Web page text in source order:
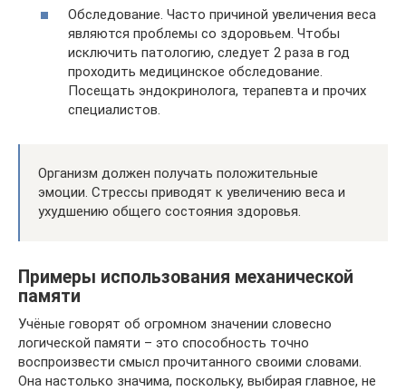
Обследование. Часто причиной увеличения веса
являются проблемы со здоровьем. Чтобы
исключить патологию, следует 2 раза в год
проходить медицинское обследование.
Посещать эндокринолога, терапевта и прочих
специалистов.
Организм должен получать положительные
эмоции. Стрессы приводят к увеличению веса и
ухудшению общего состояния здоровья.
Примеры использования механической
памяти
Учёные говорят об огромном значении словесно
логической памяти – это способность точно
воспроизвести смысл прочитанного своими словами.
Она настолько значима, поскольку, выбирая главное, не